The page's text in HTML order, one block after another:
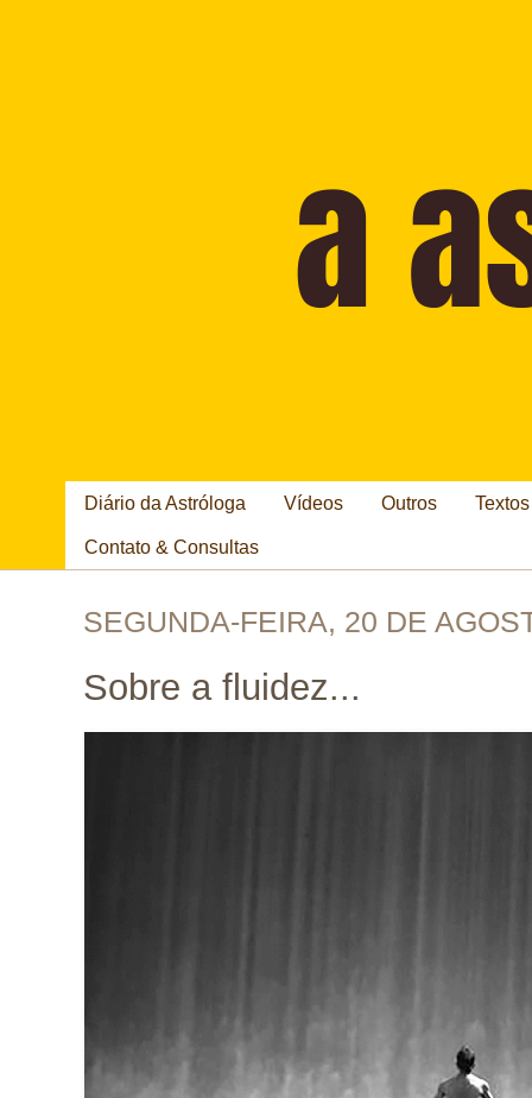
Diário da Astróloga Vídeos Outros
Contato & Consultas
SEGUNDA-FEIRA, 20 DE
Sobre a fluidez...